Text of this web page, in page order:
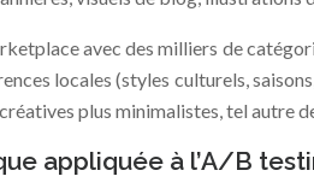
avec des milliers de
locales (styles culturels,
plus minimalistes, tel autre
appliquée à l’A/B